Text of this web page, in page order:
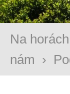
Na horách
nám ›